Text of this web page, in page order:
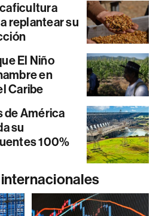
caficultura
replantear su
El Niño
en
Caribe
de América
su
100%